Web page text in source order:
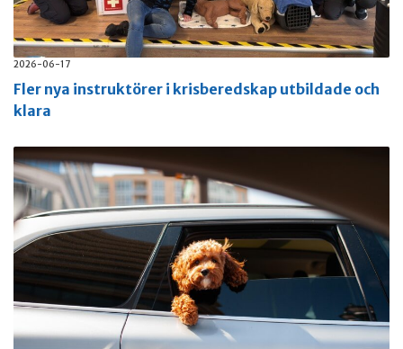
2026-06-17
Fler nya instruktörer i krisberedskap utbildade och
klara